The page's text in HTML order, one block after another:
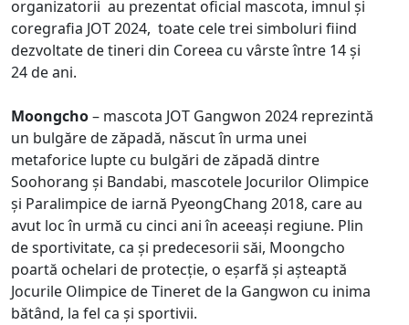
organizatorii au prezentat oficial mascota, imnul și
coregrafia JOT 2024, toate cele trei simboluri fiind
dezvoltate de tineri din Coreea cu vârste între 14 și
24 de ani.
Moongcho– mascota JOT Gangwon 2024 reprezintă
un bulgăre de zăpadă, născut în urma unei
metaforice lupte cu bulgări de zăpadă dintre
Soohorang și Bandabi, mascotele Jocurilor Olimpice
și Paralimpice de iarnă PyeongChang 2018, care au
avut loc în urmă cu cinci ani în aceeași regiune. Plin
de sportivitate, ca și predecesorii săi, Moongcho
poartă ochelari de protecție, o eșarfă și așteaptă
Jocurile Olimpice de Tineret de la Gangwon cu inima
bătând, la fel ca și sportivii.